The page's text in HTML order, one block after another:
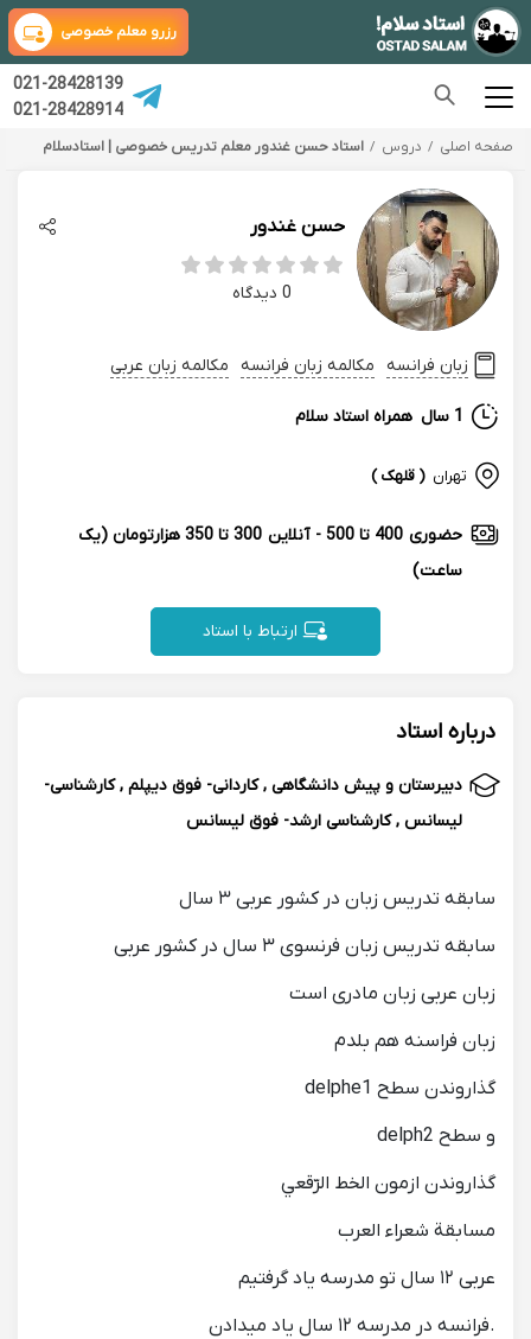
رزرو معلم خصوصی
021-28428139
021-28428914
صفحه اصلی دروس استاد حسن غندور معلم تدریس خصوصی | استادسلام
حسن غندور
0 دیدگاه
زبان فرانسه مکالمه زبان فرانسه مکالمه زبان عربی
1 سال همراه استاد سلام
تهران ( قلهک )
حضوری 400 تا 500 - آنلاین 300 تا 350 هزارتومان
(یک
ساعت)
ارتباط با استاد
درباره استاد
دبیرستان و پیش دانشگاهی , کاردانی- فوق دیپلم , کارشناسی-
لیسانس , کارشناسی ارشد- فوق لیسانس
سابقه تدريس زبان در كشور عربى ٣ سال
سابقه تدريس زبان فرنسوى ٣ سال در كشور عربى
زبان عربى زبان مادرى است
زبان فراسنه هم بلدم
گذاروندن سطح delphe1
و سطح delph2
گذاروندن ازمون الخط الرّقعي
مسابقة شعراء العرب
عربى ١٢ سال تو مدرسه ياد گرفتيم
.فرانسه در مدرسه ١٢ سال ياد ميدادن